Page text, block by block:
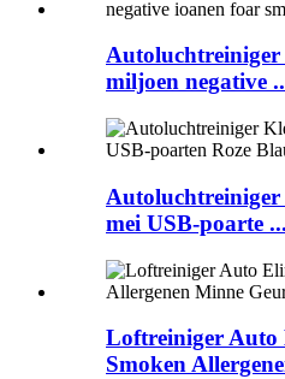
Autoluchtreiniger
miljoen negative
mei USB-poarte ...
Loftreiniger Auto
Smoken